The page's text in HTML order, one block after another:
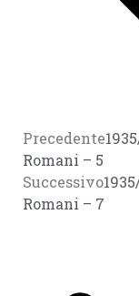
Precedente
Romani – 5
Successivo
Romani – 7